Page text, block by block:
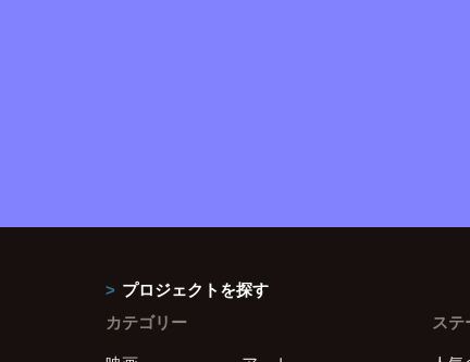
プロジェクトを探す
カテゴリー
ステ